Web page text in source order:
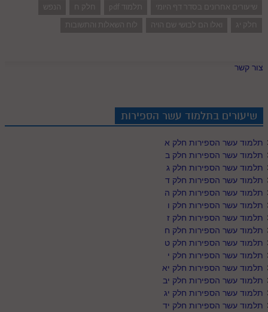
שיעורים אחרונים בסדר דף היומי
תלמוד pdf חלק ח
הנפש
חלק יג
ואלו הם לבושי שם הויה לוח השאלות והתשובות
צור קשר
שיעורים בתלמוד עשר הספירות
תלמוד עשר הספירות חלק א
תלמוד עשר הספירות חלק ב
תלמוד עשר הספירות חלק ג
תלמוד עשר הספירות חלק ד
תלמוד עשר הספירות חלק ה
תלמוד עשר הספירות חלק ו
תלמוד עשר הספירות חלק ז
תלמוד עשר הספירות חלק ח
תלמוד עשר הספירות חלק ט
תלמוד עשר הספירות חלק י
תלמוד עשר הספירות חלק יא
תלמוד עשר הספירות חלק יב
תלמוד עשר הספירות חלק יג
תלמוד עשר הספירות חלק יד